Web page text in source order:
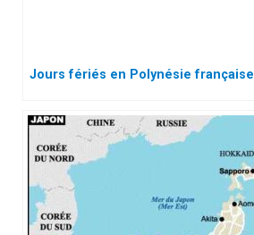
Jours fériés en Polynésie française